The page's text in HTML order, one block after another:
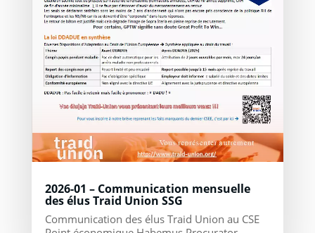
2026-01 – Communication mensuelle
des élus Traid Union SSG
Communication des élus Traid Union au CSE